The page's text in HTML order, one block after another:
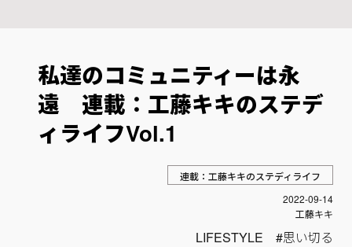
私達のコミュニティーは永
遠 連載：工藤キキのステデ
ィライフVol.1
連載：工藤キキのステディライフ
投稿日
2022-09-14
Author
工藤キキ
LIFESTYLE
思い切る